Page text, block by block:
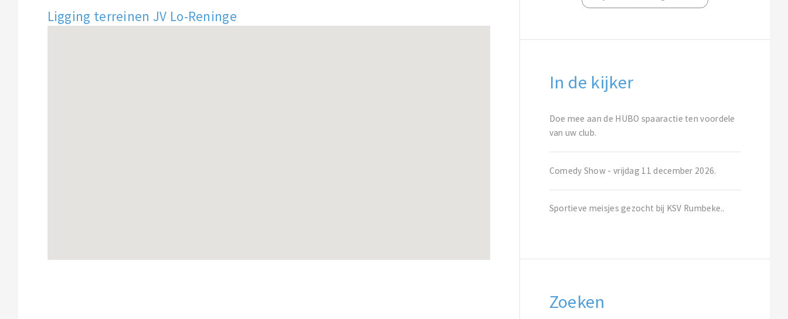
Ligging terreinen JV Lo-Reninge
In de kijker
Doe mee aan de HUBO spaaractie ten voordele
van uw club.
Comedy Show - vrijdag 11 december 2026.
Sportieve meisjes gezocht bij KSV Rumbeke..
Zoeken